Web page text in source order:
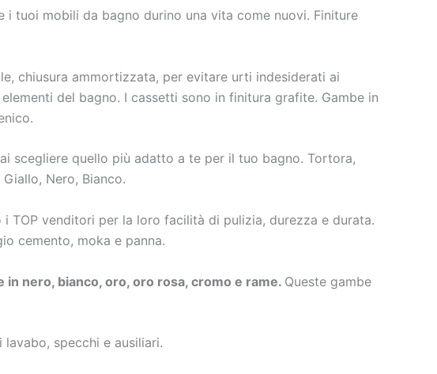
tuoi mobili da bagno durino una vita come nuovi. Finiture
chiusura ammortizzata, per evitare urti indesiderati ai
del bagno. I cassetti sono in finitura grafite. Gambe in
scegliere quello più adatto a te per il tuo bagno. Tortora,
Nero, Bianco.
i TOP venditori per la loro facilità di pulizia, durezza e durata.
cemento, moka e panna.
nero, bianco, oro, oro rosa, cromo e rame. Queste gambe
specchi e ausiliari.